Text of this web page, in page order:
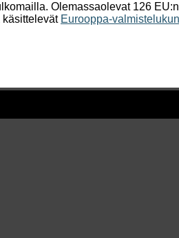
Olemassaolevat 126
käsittelevät Eurooppa-